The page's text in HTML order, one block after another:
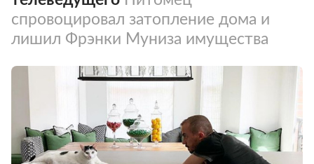
спровоцировал затопление дома и
лишил Фрэнки Муниза имущества